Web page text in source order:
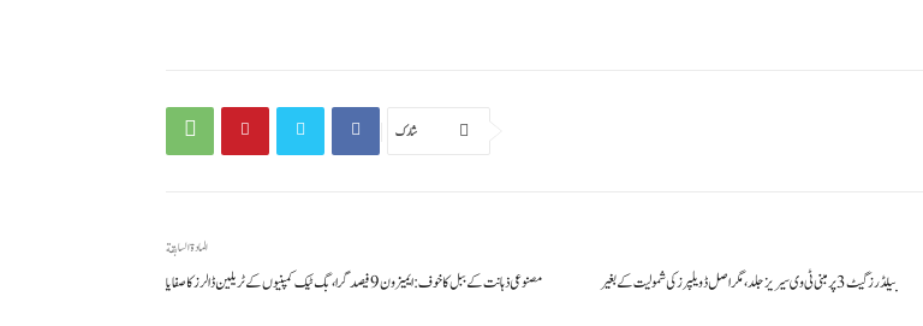
شارك
المادة السابقة
مصنوعی ذہانت کے ببل کا خوف: ایمیزون 9 فیصد گرا، بگ ٹیک کمپنیوں کے ٹریلین ڈالرز کا صفایا بیلڈرز گیٹ 3 پر مبنی ٹی وی سیریز جلد، مگر اصل ڈویلپرز کی شمولیت کے بغیر